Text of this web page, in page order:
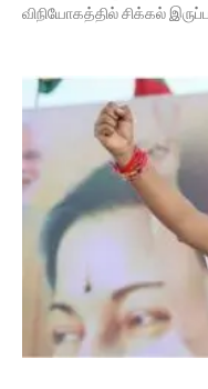
விநியோகத்தில் சிக்கல்